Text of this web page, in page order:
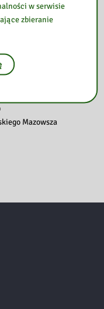
Mazowsza
w serwisie
zbieranie